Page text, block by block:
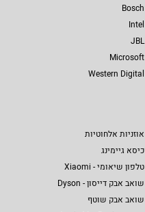
Bosch
Intel
JBL
Microsoft
Western Digital
אוזניות אלחוטיות
כיסא גיימינג
טלפון שיאומי - Xiaomi
שואב אבק דייסון - Dyson
שואב אבק שוטף